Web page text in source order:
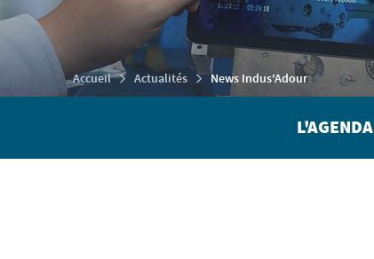
Accueil Actualités News Indus'Adour
L'AGENDA